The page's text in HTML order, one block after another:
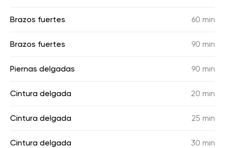
Brazos fuertes 60 min
Brazos fuertes 90 min
Piernas delgadas 90 min
Cintura delgada 20 min
Cintura delgada 25 min
Cintura delgada 30 min